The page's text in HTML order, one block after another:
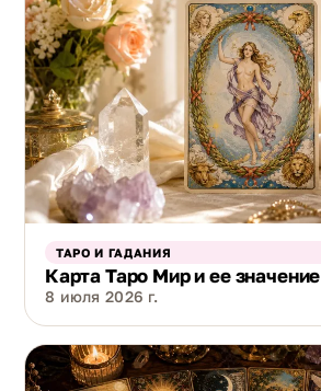
ТАРО И ГАДАНИЯ
Карта Таро Мир и ее значение
8 июля 2026 г.